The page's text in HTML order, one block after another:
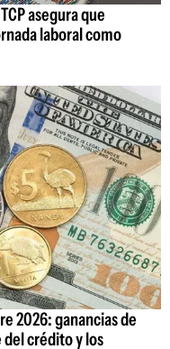
asegura que
laboral como
2026: ganancias de
del crédito y los